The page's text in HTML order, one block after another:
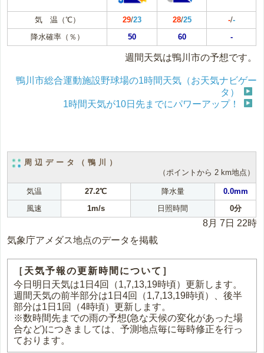
気 温（℃） 29/23 28/25 -/-
降水確率（％）
50 60 -
週間天気は鴨川市の予想です。
鴨川市総合運動施設野球場の1時間天気（お天気ナビゲー
タ）
1時間天気が10日先までにパワーアップ！
周辺データ（鴨川）
（ポイントから 2 km地点）
気温 27.2℃ 降水量
0.0mm
風速
1m/s 日照時間 0分
8月 7日 22時
気象庁アメダス地点のデータを掲載
［天気予報の更新時間について］
今日明日天気は1日4回（1,7,13,19時頃）更新します。
週間天気の前半部分は1日4回（1,7,13,19時頃）、後半
部分は1日1回（4時頃）更新します。
※数時間先までの雨の予想(急な天候の変化があった場
合など)につきましては、予測地点毎に毎時修正を行っ
ております。